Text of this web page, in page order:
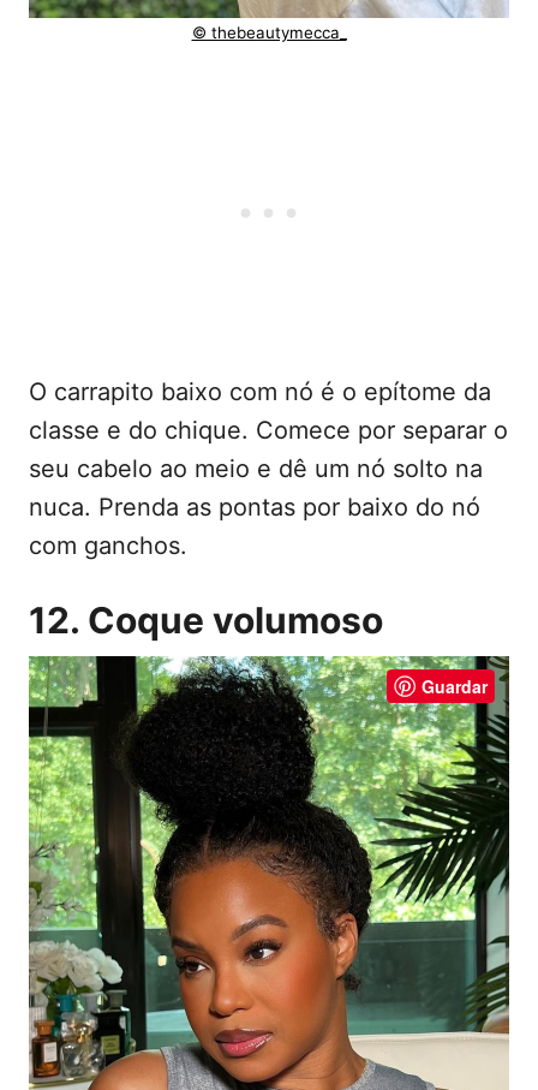
© thebeautymecca_
O carrapito baixo com nó é o epítome da
classe e do chique. Comece por separar o
seu cabelo ao meio e dê um nó solto na
nuca. Prenda as pontas por baixo do nó
com ganchos.
12. Coque volumoso
Guardar